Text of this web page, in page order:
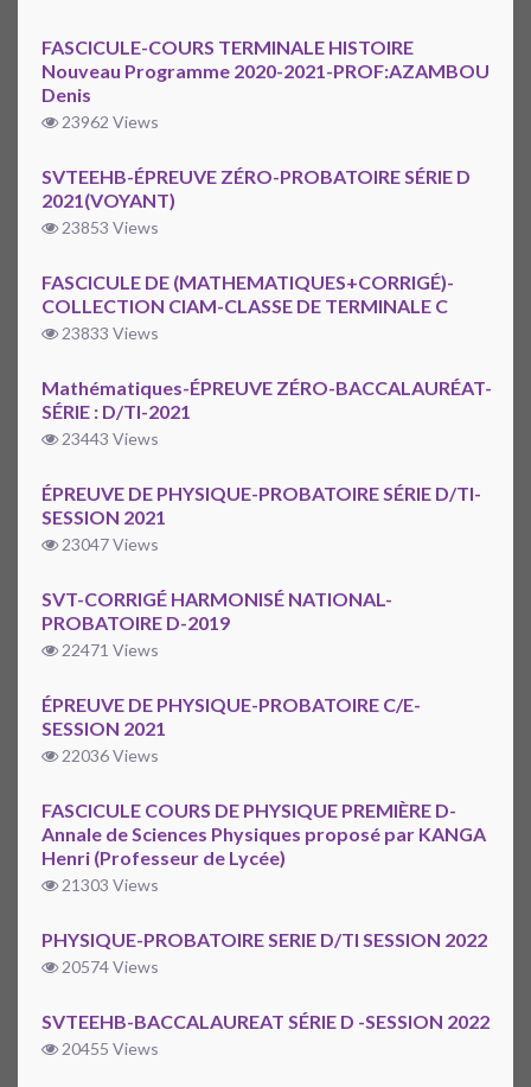
FASCICULE-COURS TERMINALE HISTOIRE
Nouveau Programme 2020-2021-PROF:AZAMBOU
Denis
23962 Views
SVTEEHB-ÉPREUVE ZÉRO-PROBATOIRE SÉRIE D
2021(VOYANT)
23853 Views
FASCICULE DE (MATHEMATIQUES+CORRIGÉ)-
COLLECTION CIAM-CLASSE DE TERMINALE C
23833 Views
Mathématiques-ÉPREUVE ZÉRO-BACCALAURÉAT-
SÉRIE : D/TI-2021
23443 Views
ÉPREUVE DE PHYSIQUE-PROBATOIRE SÉRIE D/TI-
SESSION 2021
23047 Views
SVT-CORRIGÉ HARMONISÉ NATIONAL-
PROBATOIRE D-2019
22471 Views
ÉPREUVE DE PHYSIQUE-PROBATOIRE C/E-
SESSION 2021
22036 Views
FASCICULE COURS DE PHYSIQUE PREMIÈRE D-
Annale de Sciences Physiques proposé par KANGA
Henri (Professeur de Lycée)
21303 Views
PHYSIQUE-PROBATOIRE SERIE D/TI SESSION 2022
20574 Views
SVTEEHB-BACCALAUREAT SÉRIE D -SESSION 2022
20455 Views